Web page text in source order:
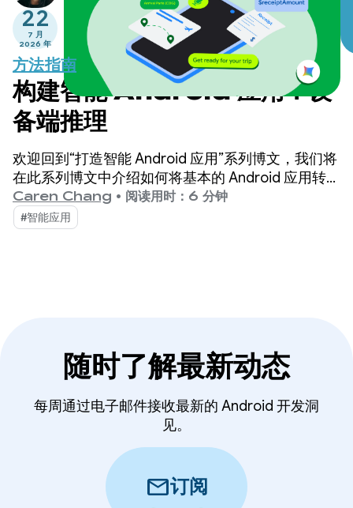
22
7 月
2026 年
方法指南
构建智能 Android 应用：设
备端推理
欢迎回到“打造智能 Android 应用”系列博文，我们将
在此系列博文中介绍如何将基本的 Android 应用转变
为个性化、智能化和智能体化的体验。在之前的博文
中，我们介绍了 Jetpacker，这是我们将在本系列文
章中使用的演示版应用。
Caren Chang • 阅读用时：6 分钟
#智能应用
随时了解最新动态
每周通过电子邮件接收最新的 Android 开发洞
见。
mail订阅